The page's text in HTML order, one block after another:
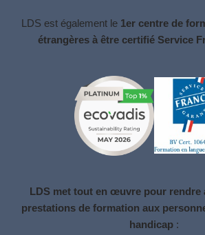
LDS est également le 1er centre de
étrangères à être certifié Service
LDS met tout en œuvre pour rendre
prestations de formation aux
handicap :